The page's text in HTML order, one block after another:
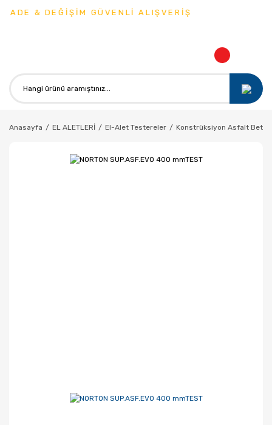
& DEĞİŞİM GÜVENLİ ALIŞVERİŞ
Anasayfa EL ALETLERİ El-Alet Testereler Konstrüksiyon Asfalt Beton